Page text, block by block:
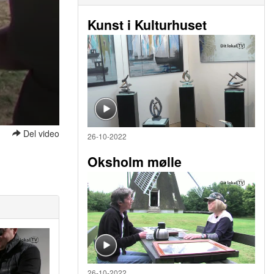
Del video
Kunst i Kulturhuset
26-10-2022
Oksholm mølle